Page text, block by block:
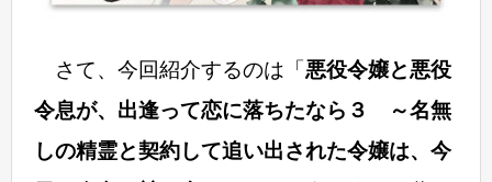
さて、今回紹介するのは「悪役令嬢と悪役
令息が、出逢って恋に落ちたなら３ ～名無
しの精霊と契約して追い出された令嬢は、今